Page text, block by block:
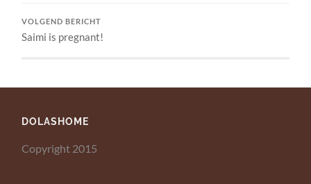
VOLGEND BERICHT
Saimi is pregnant!
DOLASHOME
Copyright 2015